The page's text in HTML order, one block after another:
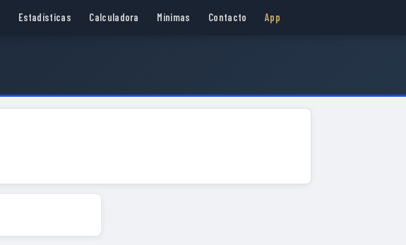
Estadísticas Calculadora Mínimas Contacto App